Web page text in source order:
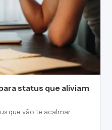
status que aliviam
que vão te acalmar